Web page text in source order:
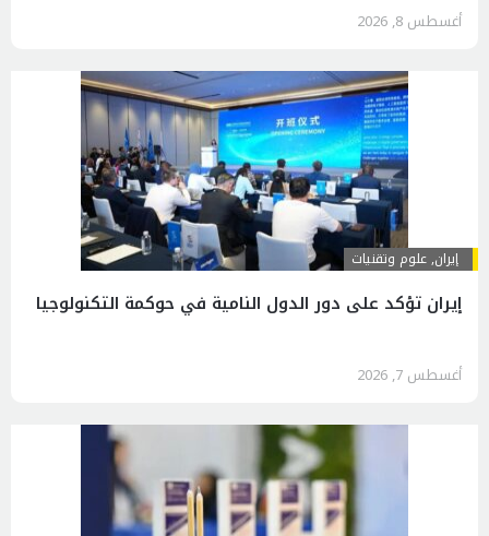
أغسطس 8, 2026
إيران,علوم وتقنيات
إيران تؤكد على دور الدول النامية في حوكمة التكنولوجيا
أغسطس 7, 2026